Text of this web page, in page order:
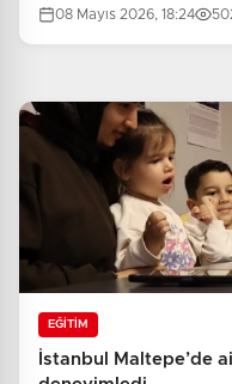
08 Mayıs 2026, 18:24
EĞİTİM
İstanbul Maltepe’de